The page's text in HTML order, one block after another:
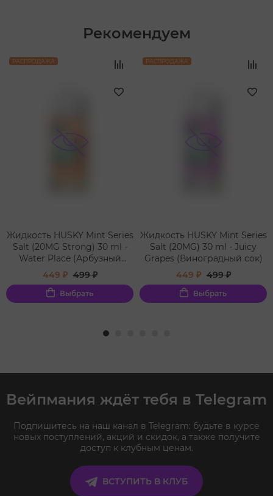
Рекомендуем
РАСПРОДАЖА
Жидкость HUSKY Mint Series
Salt (20MG Strong) 30 ml -
Water Place (Арбузный
Фраппе)
449 ₽ 499 ₽
Выбрать
РАСПРОДАЖА
Жидкость HUSKY Mint Series
Salt (20MG) 30 ml - Juicy
Grapes (Виноградный сок)
449 ₽ 499 ₽
Выбрать
Вейпмания ждёт тебя в Telegram
Подпишитесь на наш канал в Telegram: будьте в курсе
новых поступлений, акций и скидок, а также получите
доступ к клубным ценам.
ВСТУПИТЬ В КЛУБ